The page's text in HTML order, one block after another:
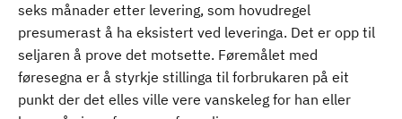
seks månader etter levering, som hovudregel
presumerast å ha eksistert ved leveringa. Det er opp til
seljaren å prove det motsette. Føremålet med
føresegna er å styrkje stillinga til forbrukaren på eit
punkt der det elles ville vere vanskeleg for han eller